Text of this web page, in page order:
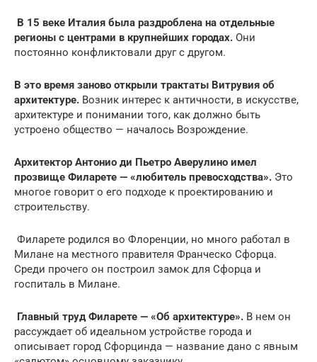
В 15 веке Италия была раздроблена на отдельные
регионы с центрами в крупнейших городах. Они
постоянно конфликтовали друг с другом.
В это время заново открыли трактаты Витрувия об
архитектуре. Возник интерес к античности, в искусстве,
архитектуре и понимании того, как должно быть
устроено общество — началось Возрождение.
Архитектор Антонио ди Пьетро Аверулино имел
прозвище Филарете — «любитель превосходства». Это
многое говорит о его подходе к проектированию и
строительству.
️ Филарете родился во Флоренции, но много работал в
Милане на местного правителя Франческо Сфорца.
Среди прочего он построил замок для Сфорца и
госпиталь в Милане.
Главный труд Филарете — «Об архитектуре». В нем он
рассуждает об идеальном устройстве города и
описывает город Сфорцинда — название дано с явным